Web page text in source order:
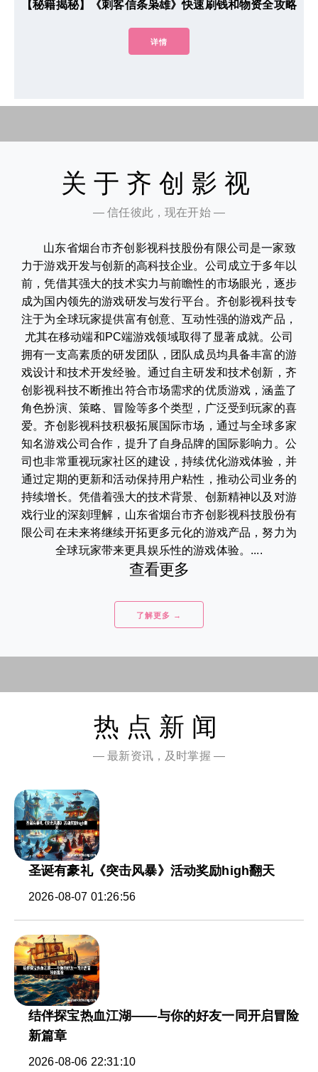
【秘籍揭秘】《刺客信条枭雄》快速刷钱和物资全攻略
详情
关于齐创影视
— 信任彼此，现在开始 —
山东省烟台市齐创影视科技股份有限公司是一家致
力于游戏开发与创新的高科技企业。公司成立于多年以
前，凭借其强大的技术实力与前瞻性的市场眼光，逐步
成为国内领先的游戏研发与发行平台。齐创影视科技专
注于为全球玩家提供富有创意、互动性强的游戏产品，
尤其在移动端和PC端游戏领域取得了显著成就。公司
拥有一支高素质的研发团队，团队成员均具备丰富的游
戏设计和技术开发经验。通过自主研发和技术创新，齐
创影视科技不断推出符合市场需求的优质游戏，涵盖了
角色扮演、策略、冒险等多个类型，广泛受到玩家的喜
爱。齐创影视科技积极拓展国际市场，通过与全球多家
知名游戏公司合作，提升了自身品牌的国际影响力。公
司也非常重视玩家社区的建设，持续优化游戏体验，并
通过定期的更新和活动保持用户粘性，推动公司业务的
持续增长。凭借着强大的技术背景、创新精神以及对游
戏行业的深刻理解，山东省烟台市齐创影视科技股份有
限公司在未来将继续开拓更多元化的游戏产品，努力为
全球玩家带来更具娱乐性的游戏体验。....
查看更多
了解更多 →
热点新闻
— 最新资讯，及时掌握 —
圣诞有豪礼《突击风暴》活动奖励high翻天
2026-08-07 01:26:56
结伴探宝热血江湖——与你的好友一同开启冒险
新篇章
2026-08-06 22:31:10